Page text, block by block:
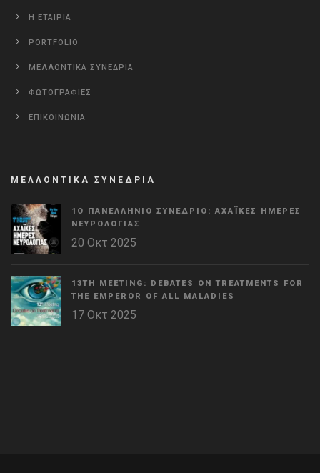
Η ΕΤΑΙΡΙΑ
PORTFOLIO
ΜΕΛΛΟΝΤΙΚΑ ΣΥΝΕΔΡΙΑ
ΦΩΤΟΓΡΑΦΙΕΣ
ΕΠΙΚΟΙΝΩΝΙΑ
ΜΕΛΛΟΝΤΙΚΑ ΣΥΝΕΔΡΙΑ
1Ο ΠΑΝΕΛΛΉΝΙΟ ΣΥΝΈΔΡΙΟ: ΑΧΑΪΚΈΣ ΗΜΈΡΕΣ
ΝΕΥΡΟΛΟΓΊΑΣ
20 Οκτ 2025
13TH MEETING: DEBATES ON TREATMENTS FOR
THE EMPEROR OF ALL MALADIES
17 Οκτ 2025